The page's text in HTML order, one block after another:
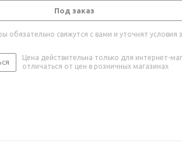
Под заказ
обязательно свяжутся с вами и уточнят условия
Цена действительна только для интернет-
отличаться от цен в розничных магазинах